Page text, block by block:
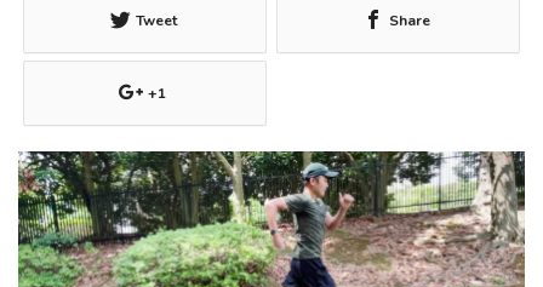
Tweet Share
+1